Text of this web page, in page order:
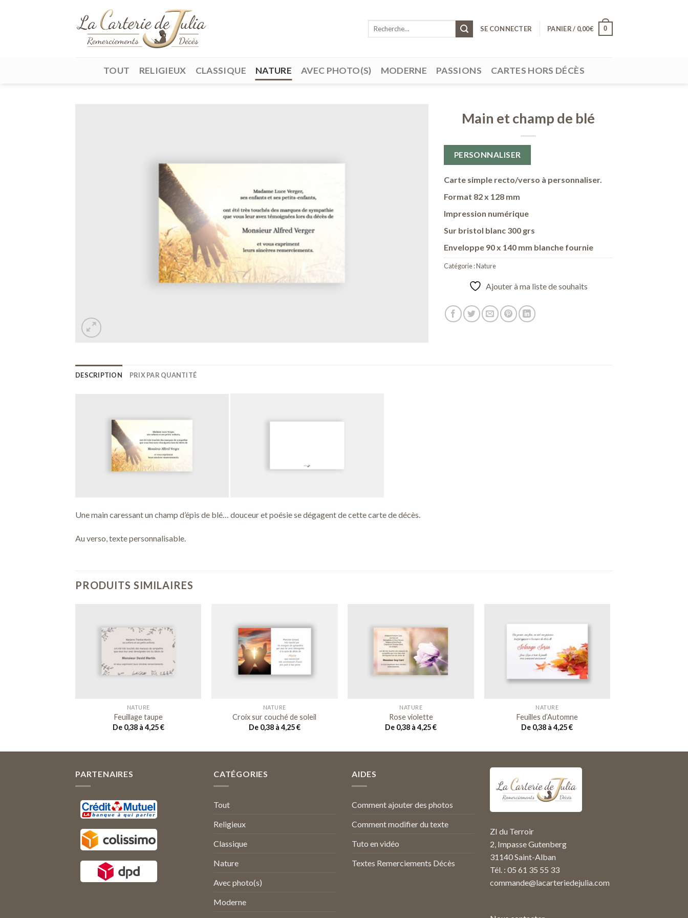
Recherche
SE CONNECTER PANIER / 0,00€ 0
TOUT RELIGIEUX CLASSIQUE NATURE AVEC PHOTO(S) MODERNE PASSIONS CARTES HORS DÉCÈS
Main et champ de blé
PERSONNALISER
Carte simple recto/verso à personnaliser.
Format 82 x 128 mm
Impression numérique
Sur bristol blanc 300 grs
Enveloppe 90 x 140 mm blanche fournie
Catégorie :Nature
Ajouter à ma liste de souhaits
DESCRIPTION PRIX PAR QUANTITÉ
Une main caressant un champ d’épis de blé… douceur et poésie se dégagent de cette carte de décès.
Au verso, texte personnalisable.
PRODUITS SIMILAIRES
Ajouter
liste de
souhaits
NATURE
Feuillage taupe
De 0,38 à 4,25€
NATURE
Croix sur couché de soleil
De 0,38 à 4,25€
liste de
souhaits
NATURE
Rose violette
De 0,38 à 4,25€
Ajouter
à ma
liste de
souhaits
NATURE
Feuilles d’Automne
De 0,38 à 4,25€
PARTENAIRES CATÉGORIES
Tout
Religieux
Classique
Nature
Avec photo(s)
Moderne
AIDES
Comment ajouter des photos
Comment modifier du texte
Tuto en vidéo
Textes Remerciements Décès
ZI du Terroir
2, Impasse Gutenberg
31140 Saint-Alban
Tél. : 05 61 35 55 33
commande@lacarteriedejulia.com